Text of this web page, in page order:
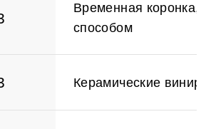
Временная коронка,
способом
Керамические виниры